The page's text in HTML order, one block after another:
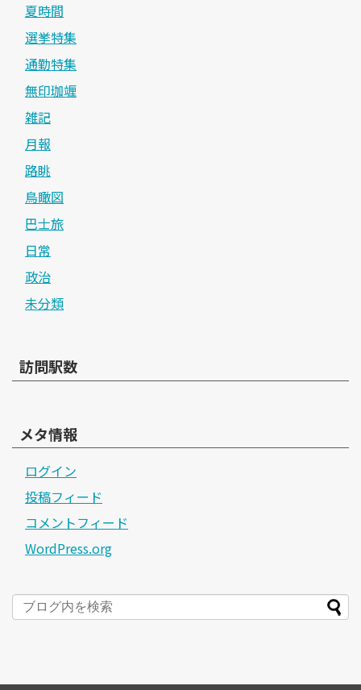
夏時間
選挙特集
通勤特集
無印珈竰
雑記
月報
路眺
鳥瞰図
巴士旅
日常
政治
未分類
訪問駅数
メタ情報
ログイン
投稿フィード
コメントフィード
WordPress.org